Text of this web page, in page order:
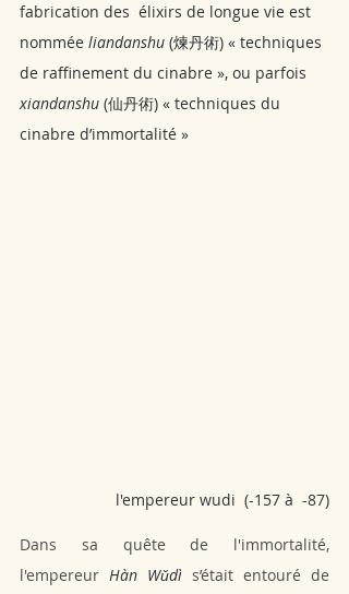
fabrication des  élixirs de longue vie est
nommée liandanshu (煉丹術) « techniques
de raffinement du cinabre », ou parfois
xiandanshu (仙丹術) « techniques du
cinabre d’immortalité »
l'empereur wudi  (-157 à  -87)
Dans sa quête de l'immortalité,
l'empereur Hàn Wǔdì